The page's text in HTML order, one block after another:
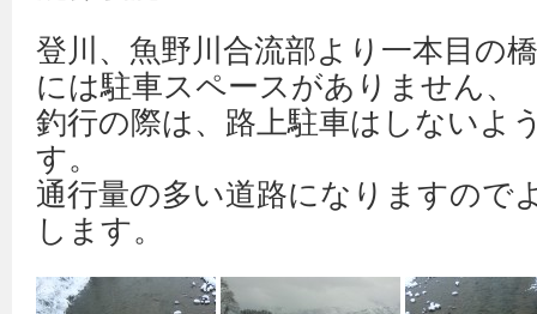
登川、魚野川合流部より一本目の
には駐車スペースがありません、
釣行の際は、路上駐車はしないよ
す。
通行量の多い道路になりますので
します。